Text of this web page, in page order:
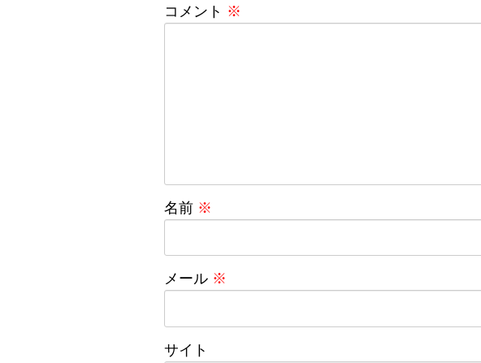
コメント ※
名前 ※
メール ※
サイト